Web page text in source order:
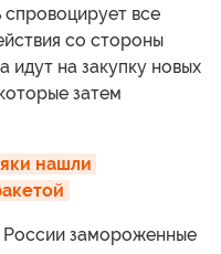
все
со стороны
идут на закупку новых
затем
нашли
России замороженные